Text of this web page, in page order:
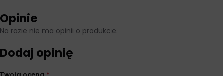
Opinie
Na razie nie ma opinii o produkcie.
Dodaj opinię